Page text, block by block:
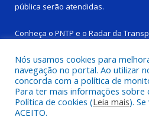
pública serão atendidas.
Conheça o PNTP e o Radar da
Todos os direitos reservados a
Pedras.
Nós usamos cookies para
navegação no portal. Ao utilizar
concorda com a política de
Para ter mais informações sobre
Política de cookies (Leia mais).
ACEITO.